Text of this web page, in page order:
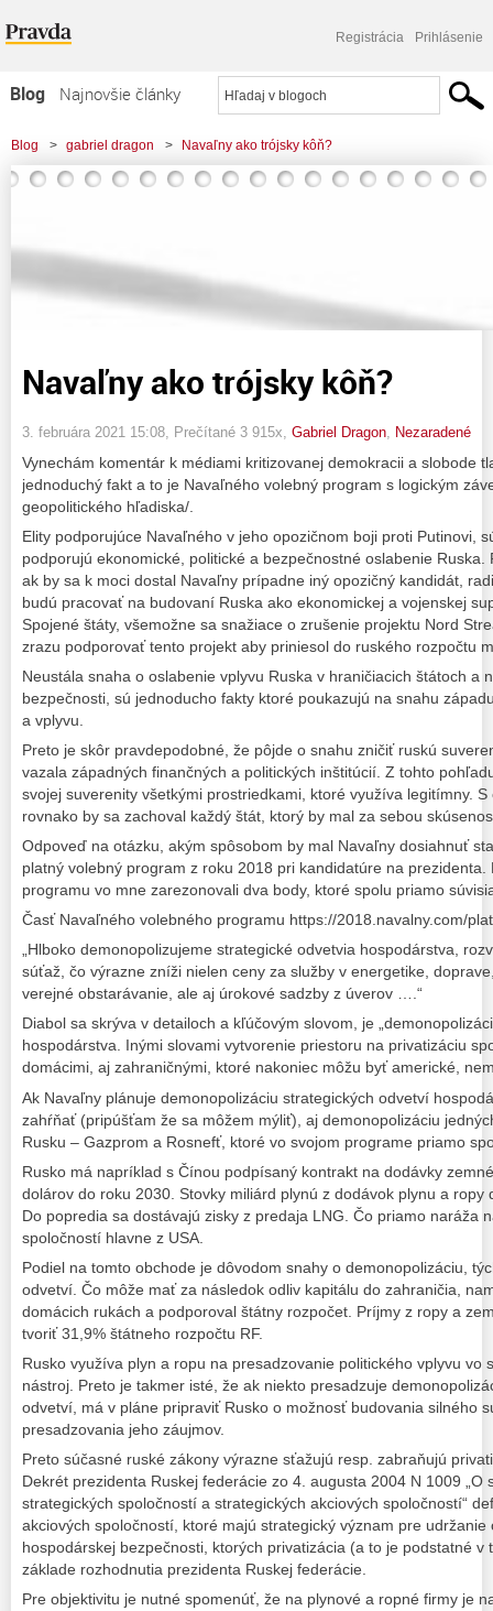
Registrácia Prihlásenie
Blog
Najnovšie články
Najčítanejšie články
Najkomentovanejšie články
Komerčné blogy
Blog > gabriel dragon > Navaľny ako trójsky kôň?
Navaľny ako trójsky kôň?
3. februára 2021 15:08 , Prečítané 3 915x, Gabriel Dragon Nezaradené
Vynechám komentár k médiami kritizovanej demokracii a slobode
jednoduchý fakt a to je Navaľného volebný program s logickým
geopolitického hľadiska/.
Elity podporujúce Navaľného v jeho opozičnom boji proti Putinovi,
podporujú ekonomické, politické a bezpečnostné oslabenie
ak by sa k moci dostal Navaľny prípadne iný opozičný kandidát,
budú pracovať na budovaní Ruska ako ekonomickej a vojenskej
Spojené štáty, všemožne sa snažiace o zrušenie projektu Nord
zrazu podporovať tento projekt aby priniesol do ruského rozpočtu
Neustála snaha o oslabenie vplyvu Ruska v hraničiacich štátoch a
bezpečnosti, sú jednoducho fakty ktoré poukazujú na snahu
a vplyvu.
Preto je skôr pravdepodobné, že pôjde o snahu zničiť ruskú
vazala západných finančných a politických inštitúcií. Z tohto
svojej suverenity všetkými prostriedkami, ktoré využíva legitímny.
rovnako by sa zachoval každý štát, ktorý by mal za sebou
Odpoveď na otázku, akým spôsobom by mal Navaľny dosiahnuť
platný volebný program z roku 2018 pri kandidatúre na
programu vo mne zarezonovali dva body, ktoré spolu priamo
Časť Navaľného volebného programu https://2018.navalny.com/
„Hlboko demonopolizujeme strategické odvetvia hospodárstva,
súťaž, čo výrazne zníži nielen ceny za služby v energetike,
verejné obstarávanie, ale aj úrokové sadzby z úverov ….“
Diabol sa skrýva v detailoch a kľúčovým slovom, je
hospodárstva. Inými slovami vytvorenie priestoru na privatizáciu
domácimi, aj zahraničnými, ktoré nakoniec môžu byť americké,
Ak Navaľny plánuje demonopolizáciu strategických odvetví
zahŕňať (pripúšťam že sa môžem mýliť), aj demonopolizáciu
Rusku – Gazprom a Rosnefť, ktoré vo svojom programe priamo
Rusko má napríklad s Čínou podpísaný kontrakt na dodávky
dolárov do roku 2030. Stovky miliárd plynú z dodávok plynu a ropy
Do popredia sa dostávajú zisky z predaja LNG. Čo priamo naráža
spoločností hlavne z USA.
Podiel na tomto obchode je dôvodom snahy o demonopolizáciu,
odvetví. Čo môže mať za následok odliv kapitálu do zahraničia,
domácich rukách a podporoval štátny rozpočet. Príjmy z ropy a
tvoriť 31,9% štátneho rozpočtu RF.
Rusko využíva plyn a ropu na presadzovanie politického vplyvu vo
nástroj. Preto je takmer isté, že ak niekto presadzuje
odvetví, má v pláne pripraviť Rusko o možnosť budovania silného
presadzovania jeho záujmov.
Preto súčasné ruské zákony výrazne sťažujú resp. zabraňujú
Dekrét prezidenta Ruskej federácie zo 4. augusta 2004 N 1009 „O
strategických spoločností a strategických akciových spoločností“
akciových spoločností, ktoré majú strategický význam pre
hospodárskej bezpečnosti, ktorých privatizácia (a to je podstatné
základe rozhodnutia prezidenta Ruskej federácie.
Pre objektivitu je nutné spomenúť, že na plynové a ropné firmy je